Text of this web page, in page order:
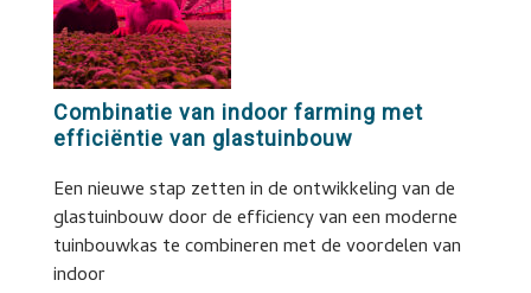
Combinatie van indoor farming met
efficiëntie van glastuinbouw
Een nieuwe stap zetten in de ontwikkeling van de
glastuinbouw door de efficiency van een moderne
tuinbouwkas te combineren met de voordelen van
indoor